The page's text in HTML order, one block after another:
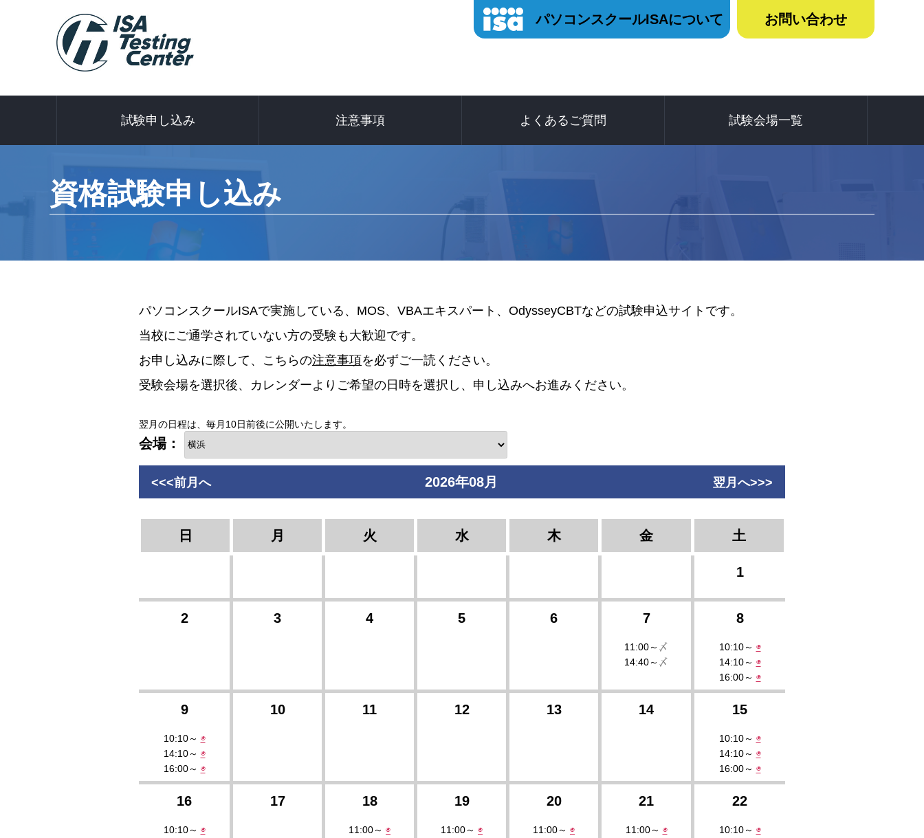
パソコンスクールISAについて お問い合わせ
試験申し込み 注意事項 よくあるご質問 試験会場一覧
資格試験申し込み
パソコンスクールISAで実施している、MOS、VBAエキスパート、OdysseyCBTなどの試験申込サイトです。
当校にご通学されていない方の受験も大歓迎です。
お申し込みに際して、こちらの注意事項を必ずご一読ください。
受験会場を選択後、カレンダーよりご希望の日時を選択し、申し込みへお進みください。
翌月の日程は、毎月10日前後に公開いたします。
会場：
<<<前月へ 2026年08月 翌月へ>>>
日 月 火 水 木 金 土
1
2 3 4 5 6 7 8
11:00～ 〆
14:40～ 〆
10:10～ ◉
14:10～ ◉
16:00～ ◉
9 10 11 12 13 14 15
10:10～ ◉
14:10～ ◉
16:00～ ◉
10:10～ ◉
14:10～ ◉
16:00～ ◉
16 17 18 19 20 21 22
10:10～ ◉
11:00～ ◉
11:00～ ◉
11:00～ ◉
11:00～ ◉
10:10～ ◉